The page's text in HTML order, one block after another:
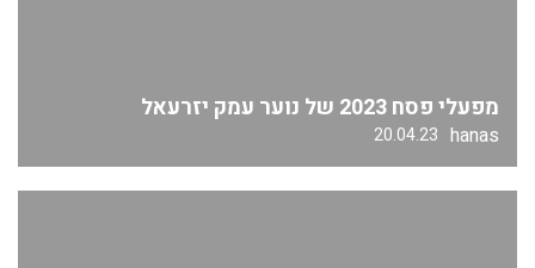
מפעלי פסח 2023 של נוער עמק יזרעאל
hanas
20.04.23